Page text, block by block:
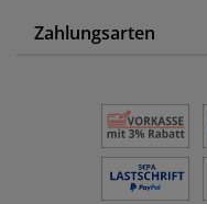
Zahlungsarten